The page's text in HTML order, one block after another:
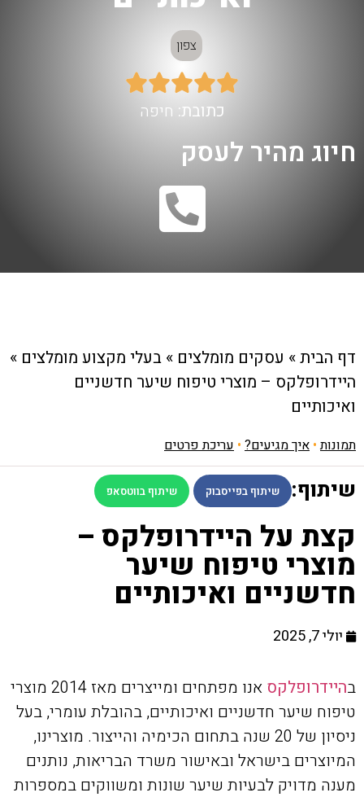
צפון





כתובת: חיפה
חיוג מהיר לעסק
דף הבית» עסקים מומלצים » בעלי מקצוע מומלצים »
היידרופלקס – מוצרי טיפוח שיער חדשניים
ואיכותיים
תמונות• איך מגיעים? • עריכת פרטים
שיתוף: שיתוף בפייסבוק שיתוף בווטסאפ
קצת על היידרופלקס –
מוצרי טיפוח שיער
חדשניים ואיכותיים
יולי 7, 2025
בהיידרופלקס
אנו מפתחים ומייצרים מאז 2014 מוצרי
טיפוח שיער חדשניים ואיכותיים, בהובלת עומרי, בעל
ניסיון של 20 שנה בתחום הכימיה והייצור. מוצרינו,
המיוצרים בישראל ובאישור משרד הבריאות, נותנים
מענה מדויק לבעיות שיער שונות ומשווקים במספרות